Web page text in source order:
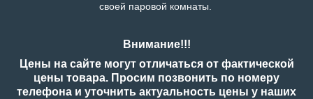
своей паровой комнаты.
Внимание!!!
Цены на сайте могут отличаться от фактической
цены товара. Просим позвонить по номеру
телефона и уточнить актуальность цены у наших